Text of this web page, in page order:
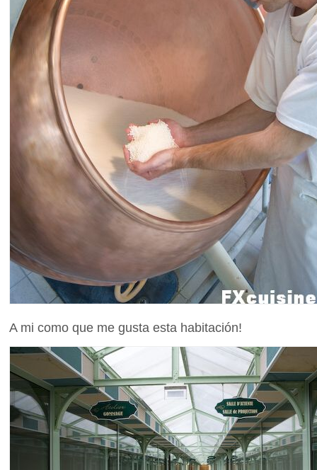
A mi como que me gusta esta habitación!